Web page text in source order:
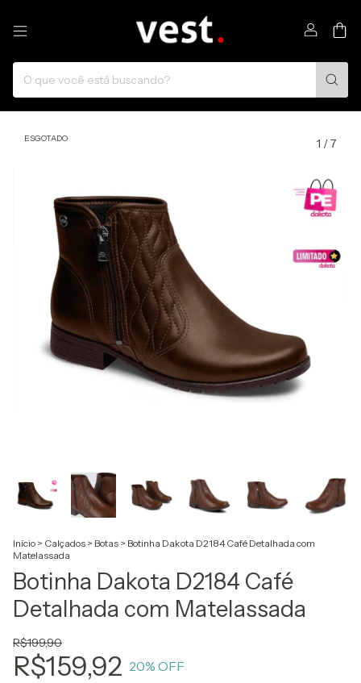
ESGOTADO 1 /7
Início > Calçados > Botas > Botinha Dakota D2184 Café Detalhada com
Matelassada
Botinha Dakota D2184 Café
Detalhada com Matelassada
R$199,90
R$159,92 20% OFF